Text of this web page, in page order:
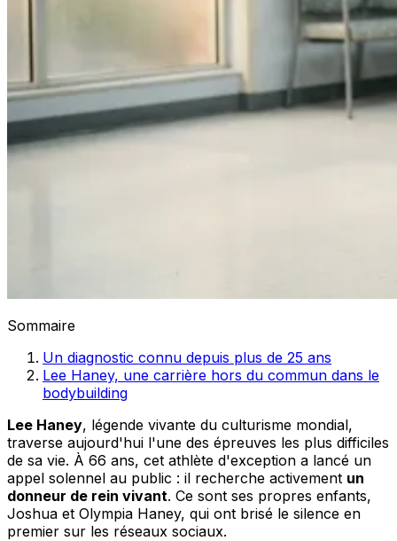
Sommaire
Un diagnostic connu depuis plus de 25 ans
Lee Haney, une carrière hors du commun dans le
bodybuilding
Lee Haney, légende vivante du culturisme mondial,
traverse aujourd'hui l'une des épreuves les plus difficiles
de sa vie. À 66 ans, cet athlète d'exception a lancé un
appel solennel au public : il recherche activement un
donneur de rein vivant. Ce sont ses propres enfants,
Joshua et Olympia Haney, qui ont brisé le silence en
premier sur les réseaux sociaux.